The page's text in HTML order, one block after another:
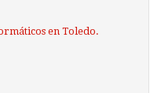
en Toledo.